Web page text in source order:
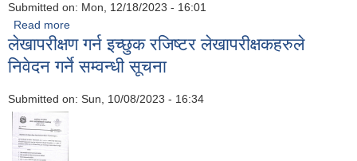
Submitted on: Mon, 12/18/2023 - 16:01
Read more
लेखापरीक्षण गर्न इच्छुक रजिष्टर लेखापरीक्षकहरुले
निवेदन गर्ने सम्वन्धी सूचना
Submitted on: Sun, 10/08/2023 - 16:34